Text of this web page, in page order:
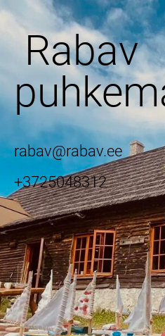
Rabav
rabav@rabav.ee
+3725048312